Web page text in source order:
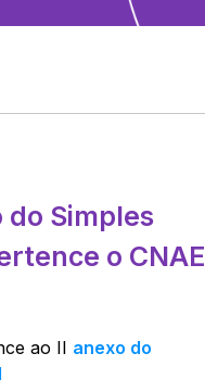
do Simples
o CNAE
ao II anexo do